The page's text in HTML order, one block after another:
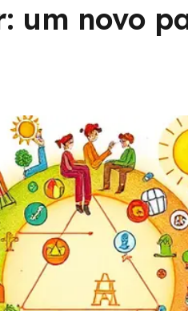
um novo